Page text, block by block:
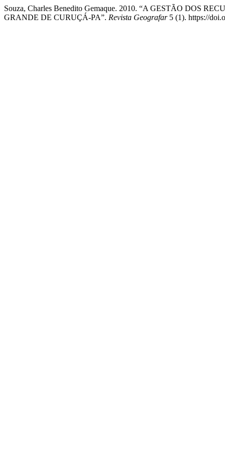
Souza, Charles Benedito Gemaque. 2010. “A GESTÃO DOS
GRANDE DE CURUÇÁ-PA”. Revista Geografar5 (1). https://